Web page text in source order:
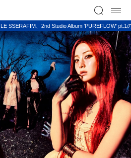
LE SSERAFIM、2nd Studio Album 'PUREFLOW'